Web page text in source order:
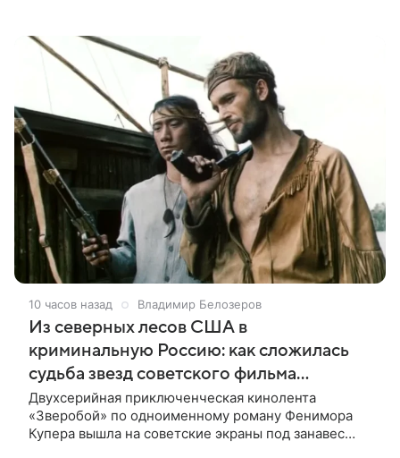
10 часов назад Владимир Белозеров
Из северных лесов США в
криминальную Россию: как сложилась
судьба звезд советского фильма
«Зверобой»
Двухсерийная приключенческая кинолента
«Зверобой» по одноименному роману Фенимора
Купера вышла на советские экраны под занавес